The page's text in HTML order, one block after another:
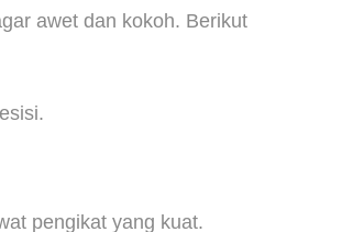
awet dan kokoh. Berikut
pengikat yang kuat.